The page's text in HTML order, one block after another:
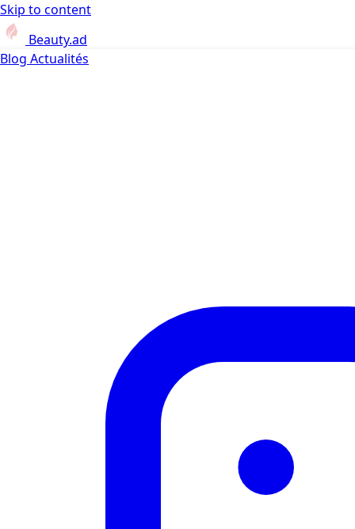
Skip to content
Beauty.ad
Blog Actualités